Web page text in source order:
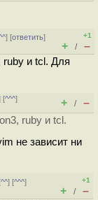
] [ответить]
+1
+ / –
ruby и tcl. Для
[^^^]
+ / –
ruby и tcl.
не зависит ни
^^] [^^^]
+1
+ / –